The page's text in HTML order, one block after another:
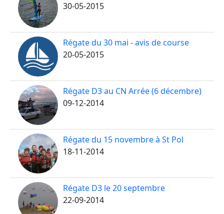
30-05-2015
Régate du 30 mai - avis de course
20-05-2015
Régate D3 au CN Arrée (6 décembre)
09-12-2014
Régate du 15 novembre à St Pol
18-11-2014
Régate D3 le 20 septembre
22-09-2014